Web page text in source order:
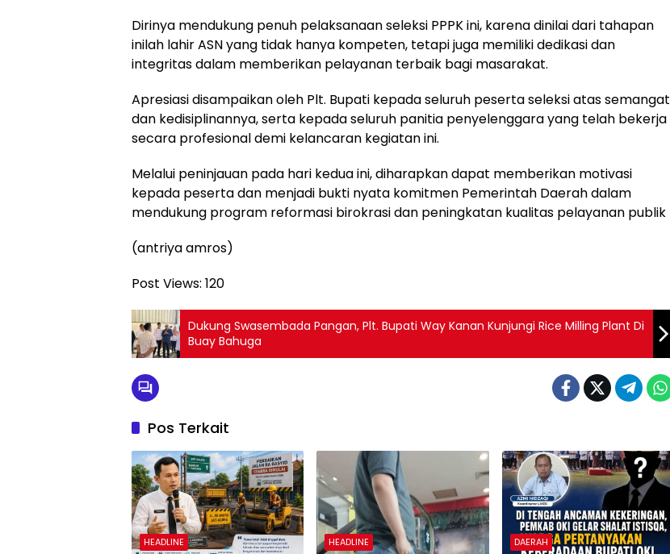
Dirinya mendukung penuh pelaksanaan seleksi PPPK ini, karena dinilai dari tahapan
inilah lahir ASN yang tidak hanya kompeten, tetapi juga memiliki dedikasi dan
integritas dalam memberikan pelayanan terbaik bagi masarakat.
Apresiasi disampaikan oleh Plt. Bupati kepada seluruh peserta seleksi atas semangat
dan kedisiplinannya, serta kepada seluruh panitia penyelenggara yang telah bekerja
secara profesional demi kelancaran kegiatan ini.
Melalui peninjauan pada hari kedua ini, diharapkan dapat memberikan motivasi
kepada peserta dan menjadi bukti nyata komitmen Pemerintah Daerah dalam
mendukung program reformasi birokrasi dan peningkatan kualitas pelayanan publik
(antriya amros)
Post Views: 120
Dukung Swasembada Pangan, Plt. Bupati Way Kanan Kunjungi Rice Milling Plant Di
Buay Bahuga
Pos Terkait
HEADLINE HEADLINE DAERAH